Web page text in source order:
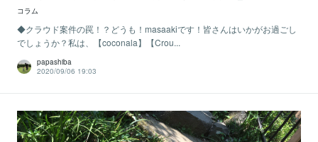
コラム
◆クラウド案件の罠！？どうも！masaakiです！皆さんはいかがお過ごし
でしょうか？私は、【coconala】【Crou...
papashiba
2020/09/06 19:03